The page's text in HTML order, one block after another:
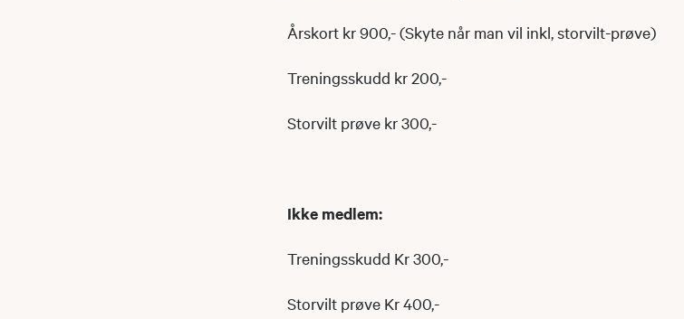
Årskort kr 900,- (Skyte når man vil inkl, storvilt-prøve)
Treningsskudd kr 200,-
Storvilt prøve kr 300,-
Ikke medlem:
Treningsskudd Kr 300,-
Storvilt prøve Kr 400,-